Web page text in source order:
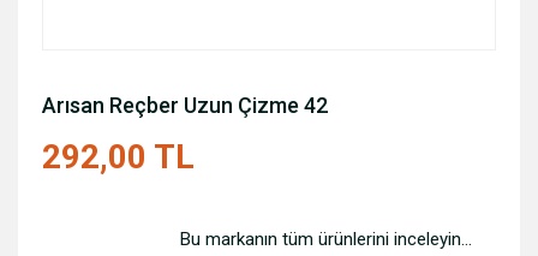
Arısan Reçber Uzun Çizme 42
292,00 TL
Bu markanın tüm ürünlerini inceleyin...